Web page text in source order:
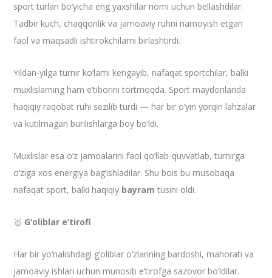
sport turlari bo‘yicha eng yaxshilar nomi uchun bellashdilar.
Tadbir kuch, chaqqonlik va jamoaviy ruhni namoyish etgan
faol va maqsadli ishtirokchilarni birlashtirdi.
Yildan-yilga turnir ko‘lami kengayib, nafaqat sportchilar, balki
muxlislarning ham e’tiborini tortmoqda. Sport maydonlarida
haqiqiy raqobat ruhi sezilib turdi — har bir o‘yin yorqin lahzalar
va kutilmagan burilishlarga boy bo‘ldi.
Muxlislar esa o‘z jamoalarini faol qo‘llab-quvvatlab, turnirga
o‘ziga xos energiya bag‘ishladilar. Shu bois bu musobaqa
nafaqat sport, balki haqiqiy bayram tusini oldi.
🥇 G‘oliblar e’tirofi
Har bir yo‘nalishdagi g‘oliblar o‘zlarining bardoshi, mahorati va
jamoaviy ishlari uchun munosib e’tirofga sazovor bo‘ldilar.